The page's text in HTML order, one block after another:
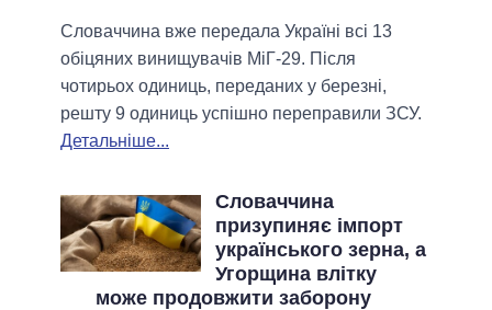
Словаччина вже передала Україні всі 13
обіцяних винищувачів МіГ-29. Після
чотирьох одиниць, переданих у березні,
решту 9 одиниць успішно переправили ЗСУ.
Детальніше...
Словаччина
призупиняє імпорт
українського зерна, а
Угорщина влітку
може продовжити заборону